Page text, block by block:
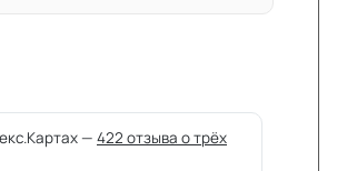
— 422 отзыва о трёх